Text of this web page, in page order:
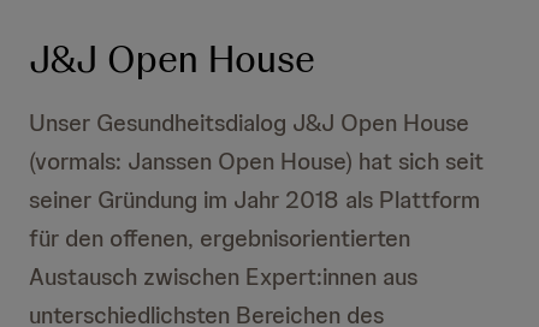
J&J Open House
Unser Gesundheitsdialog J&J Open House
(vormals: Janssen Open House) hat sich seit
seiner Gründung im Jahr 2018 als Plattform
für den offenen, ergebnisorientierten
Austausch zwischen Expert:innen aus
unterschiedlichsten Bereichen des